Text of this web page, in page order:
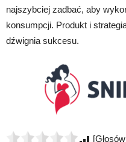
najszybciej zadbać, aby
konsumpcji. Produkt i
dźwignia sukcesu.